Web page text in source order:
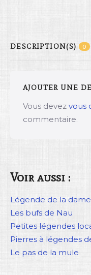
DESCRIPTION(S) 0
AJOUTER UNE
Vous devez vous
commentaire.
Voir aussi :
Légende de la
Les bufs de Nau
Petites légendes
Pierres à légendes
Le pas de la mule